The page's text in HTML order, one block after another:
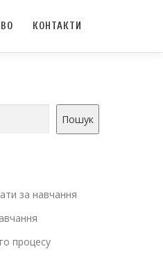
КОНТАКТИ
Пошук
за навчання
процесу